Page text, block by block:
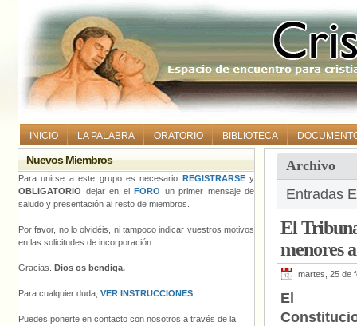
INICIO LA PALABRA ORATORIO BIBLIOTECA
Archivo
Entradas
El
menores
martes, 25 de
El
Nuevos Miembros
Para unirse a este grupo es necesario REGISTRARSEy
OBLIGATORIO dejar en el FORO un primer mensaje de
saludo y presentación al resto de miembros.
Por favor, no lo olvidéis, ni tampoco indicar vuestros motivos
en las solicitudes de incorporación.
Gracias. Dios os bendiga.
Para cualquier duda, VER INSTRUCCIONES
Puedes ponerte en contacto con nosotros a través de la